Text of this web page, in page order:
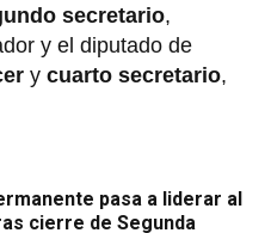
secretario,
y el diputado de
y cuarto secretario,
pasa a liderar al
cierre de Segunda